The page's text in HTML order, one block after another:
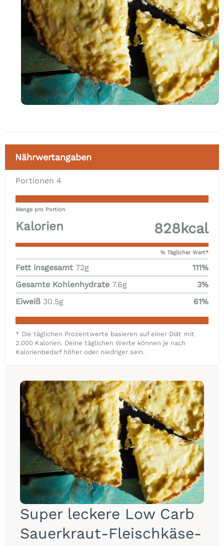
Super leckere Low Carb
Sauerkraut-Fleischkäse-
Nährwertangaben
Portionen 4
Menge pro Portion
Kalorien 828 kcal
% Täglicher Wert*
Fett insgesamt 72g 111%
Gesamte Kohlenhydrate 7.6g 3%
Eiweiß 30.5g 61%
* Die täglichen Prozentwerte basieren auf einer Diät mit
2.000 Kalorien. Deine täglichen Werte können je nach
Kalorienbedarf höher oder niedriger sein.